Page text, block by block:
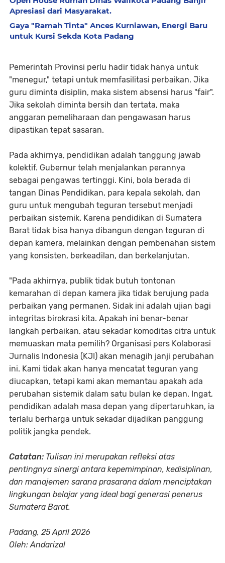
Apresiasi dari Masyarakat.
Gaya "Ramah Tinta" Ances Kurniawan, Energi Baru
untuk Kursi Sekda Kota Padang
Pemerintah Provinsi perlu hadir tidak hanya untuk
"menegur," tetapi untuk memfasilitasi perbaikan. Jika
guru diminta disiplin, maka sistem absensi harus "fair".
Jika sekolah diminta bersih dan tertata, maka
anggaran pemeliharaan dan pengawasan harus
dipastikan tepat sasaran.
Pada akhirnya, pendidikan adalah tanggung jawab
kolektif. Gubernur telah menjalankan perannya
sebagai pengawas tertinggi. Kini, bola berada di
tangan Dinas Pendidikan, para kepala sekolah, dan
guru untuk mengubah teguran tersebut menjadi
perbaikan sistemik. Karena pendidikan di Sumatera
Barat tidak bisa hanya dibangun dengan teguran di
depan kamera, melainkan dengan pembenahan sistem
yang konsisten, berkeadilan, dan berkelanjutan.
​"Pada akhirnya, publik tidak butuh tontonan
kemarahan di depan kamera jika tidak berujung pada
perbaikan yang permanen. Sidak ini adalah ujian bagi
integritas birokrasi kita. Apakah ini benar-benar
langkah perbaikan, atau sekadar komoditas citra untuk
memuaskan mata pemilih? Organisasi pers Kolaborasi
Jurnalis Indonesia (KJI) akan menagih janji perubahan
ini. Kami tidak akan hanya mencatat teguran yang
diucapkan, tetapi kami akan memantau apakah ada
perubahan sistemik dalam satu bulan ke depan. Ingat,
pendidikan adalah masa depan yang dipertaruhkan, ia
terlalu berharga untuk sekadar dijadikan panggung
politik jangka pendek.
Catatan: Tulisan ini merupakan refleksi atas
pentingnya sinergi antara kepemimpinan, kedisiplinan,
dan manajemen sarana prasarana dalam menciptakan
lingkungan belajar yang ideal bagi generasi penerus
Sumatera Barat.
Padang, 25 April 2026
Oleh: Andarizal